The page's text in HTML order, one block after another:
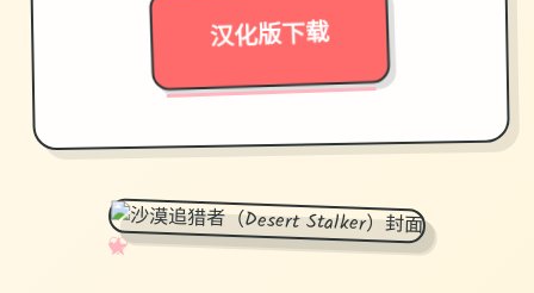
汉化版下载
✧
♡
★
♥